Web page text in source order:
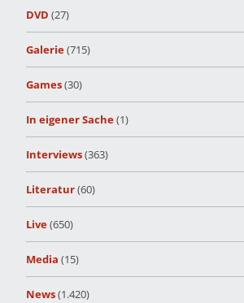
DVD (27)
Galerie(715)
Games(30)
In eigener Sache(1)
Interviews(363)
Literatur(60)
Live(650)
Media (15)
News(1.420)